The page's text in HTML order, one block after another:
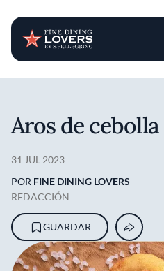
Aros de cebolla
31 JUL 2023
POR FINE DINING LOVERS
REDACCIÓN
GUARDAR